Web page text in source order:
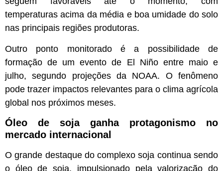
temperaturas acima da média e boa umidade do solo
nas principais regiões produtoras.
Outro ponto monitorado é a possibilidade de
formação de um evento de El Niño entre maio e
julho, segundo projeções da NOAA. O fenômeno
pode trazer impactos relevantes para o clima agrícola
global nos próximos meses.
Óleo de soja ganha protagonismo no
mercado internacional
O grande destaque do complexo soja continua sendo
o óleo de soja, impulsionado pela valorização do